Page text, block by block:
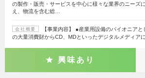
の製作・販売・サービスを中心に様々な業界のニーズ
え、物流を含む総…
会社概要
【事業内容】 ●産業用設備のパイオニア
の大量消費財からCD、MDといったデジタルメディア
興味あり